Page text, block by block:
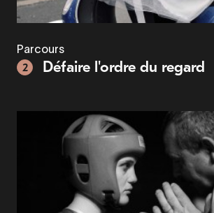
Parcours
2
Défaire l'ordre du regard